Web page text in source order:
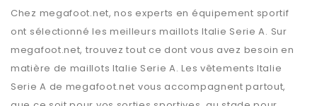
Chez megafoot.net, nos experts en équipement sportif
ont sélectionné les meilleurs maillotsItalie Serie A. Sur
megafoot.net, trouvez tout ce dont vous avez besoin en
matière de maillots Italie Serie A. Les vêtementsItalie
Serie A de megafoot.net vous accompagnent partout,